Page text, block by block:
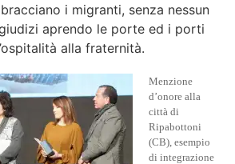
i migranti, senza nessun
aprendo le porte ed i porti
alla fraternità.
Menzione
d’onore alla
città di
Ripabottoni
(CB), esempio
di integrazione